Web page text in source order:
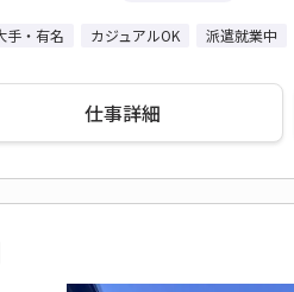
手・有名 カジュアルOK 派遣就業中
仕事詳細